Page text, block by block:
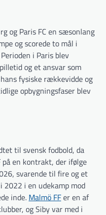
og Paris FC en sæsonlang
og scorede to mål i
i Paris blev
og et ansvar som
fysiske rækkevidde og
opbygningsfaser blev
til svensk fodbold, da
på en kontrakt, der ifølge
svarende til fire og et
2022 i en udekamp mod
inde. Malmö FFer en af
og Siby var med i